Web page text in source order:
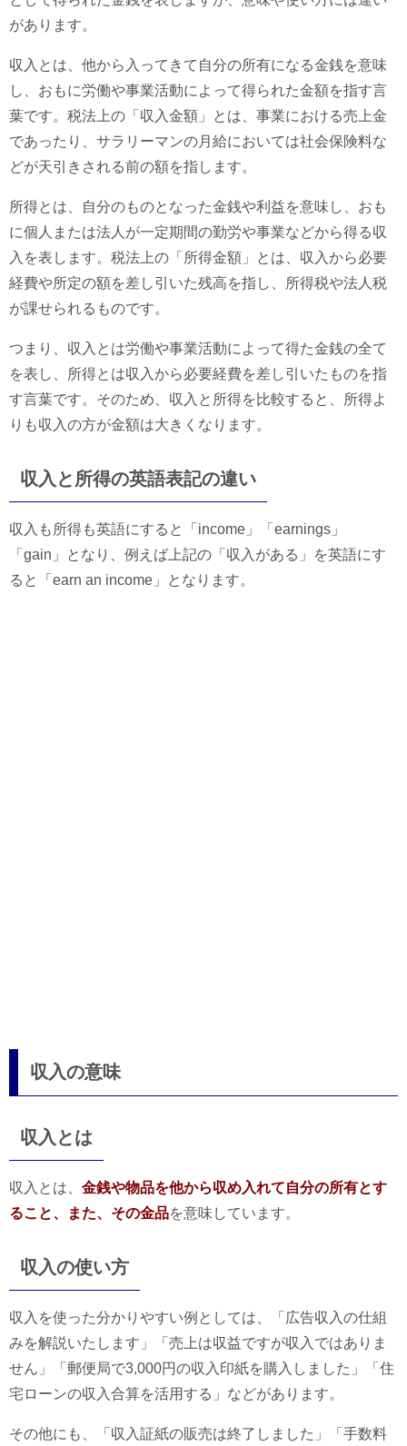
があります。
収入とは、他から入ってきて自分の所有になる金銭を意味
し、おもに労働や事業活動によって得られた金額を指す言
葉です。税法上の「収入金額」とは、事業における売上金
であったり、サラリーマンの月給においては社会保険料な
どが天引きされる前の額を指します。
所得とは、自分のものとなった金銭や利益を意味し、おも
に個人または法人が一定期間の勤労や事業などから得る収
入を表します。税法上の「所得金額」とは、収入から必要
経費や所定の額を差し引いた残高を指し、所得税や法人税
が課せられるものです。
つまり、収入とは労働や事業活動によって得た金銭の全て
を表し、所得とは収入から必要経費を差し引いたものを指
す言葉です。そのため、収入と所得を比較すると、所得よ
りも収入の方が金額は大きくなります。
収入と所得の英語表記の違い
収入も所得も英語にすると「income」「earnings」
「gain」となり、例えば上記の「収入がある」を英語にす
ると「earn an income」となります。
収入の意味
収入とは
収入とは、 金銭や物品を他から収め入れて自分の所有とす
ること、また、その金品を意味しています。
収入の使い方
収入を使った分かりやすい例としては、「広告収入の仕組
みを解説いたします」「売上は収益ですが収入ではありま
せん」「郵便局で3,000円の収入印紙を購入しました」「住
宅ローンの収入合算を活用する」などがあります。
その他にも、「収入証紙の販売は終了しました」「手数料